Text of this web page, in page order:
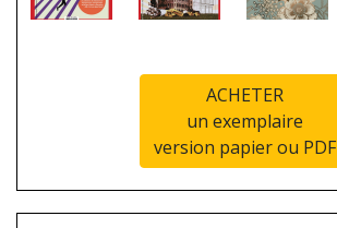
ACHETER
un exemplaire
version papier ou PDF